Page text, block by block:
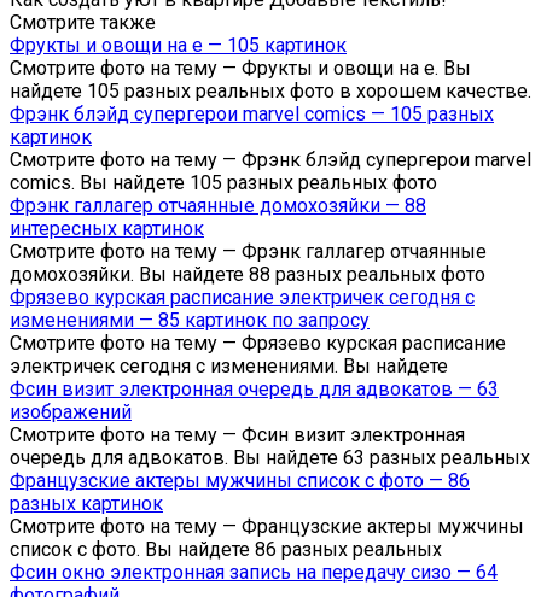
Смотрите также
Фрукты и овощи на е — 105 картинок
Смотрите фото на тему — Фрукты и овощи на е. Вы
найдете 105 разных реальных фото в хорошем качестве.
Фрэнк блэйд супергерои marvel comics — 105 разных
картинок
Смотрите фото на тему — Фрэнк блэйд супергерои marvel
comics. Вы найдете 105 разных реальных фото
Фрэнк галлагер отчаянные домохозяйки — 88
интересных картинок
Смотрите фото на тему — Фрэнк галлагер отчаянные
домохозяйки. Вы найдете 88 разных реальных фото
Фрязево курская расписание электричек сегодня с
изменениями — 85 картинок по запросу
Смотрите фото на тему — Фрязево курская расписание
электричек сегодня с изменениями. Вы найдете
Фсин визит электронная очередь для адвокатов — 63
изображений
Смотрите фото на тему — Фсин визит электронная
очередь для адвокатов. Вы найдете 63 разных реальных
Французские актеры мужчины список с фото — 86
разных картинок
Смотрите фото на тему — Французские актеры мужчины
список с фото. Вы найдете 86 разных реальных
Фсин окно электронная запись на передачу сизо — 64